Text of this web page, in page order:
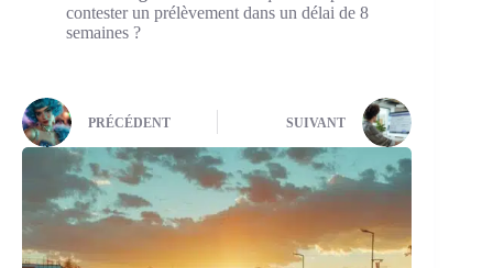
contester un prélèvement dans un délai de 8
semaines ?
PRÉCÉDENT SUIVANT